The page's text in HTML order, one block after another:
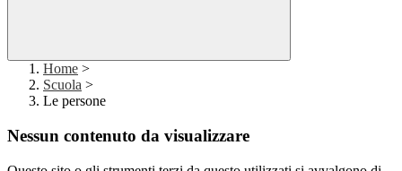
Home >
Scuola >
Le persone
Nessun contenuto da visualizzare